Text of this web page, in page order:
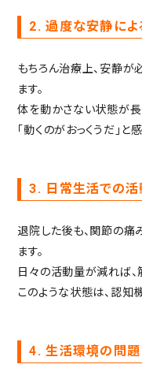
2. 過度な安静に
もちろん治療上、安静が
ます。
体を動かさない状態が長
「動くのがおっくうだ」
3. 日常生活での
退院した後も、関節の痛
ます。
日々の活動量が減れば、
このような状態は、認知
4. 生活環境の問題